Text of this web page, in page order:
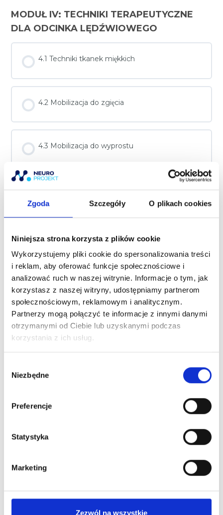
Zgoda Szczegóły O plikach cookies
Niniejsza strona korzysta z plików cookie
Wykorzystujemy pliki cookie do spersonalizowania treści
i reklam, aby oferować funkcje społecznościowe i
analizować ruch w naszej witrynie. Informacje o tym, jak
korzystasz z naszej witryny, udostępniamy partnerom
społecznościowym, reklamowym i analitycznym.
Partnerzy mogą połączyć te informacje z innymi danymi
otrzymanymi od Ciebie lub uzyskanymi podczas
korzystania z ich usług.
Niezbędne
Preferencje
Statystyka
Marketing
Zezwól na wszystkie
MODUŁ IV: TECHNIKI TERAPEUTYCZNE
DLA ODCINKA LĘDŹWIOWEGO
4.1 Techniki tkanek miękkich
4.2 Mobilizacja do zgięcia
4.3 Mobilizacja do wyprostu
4.4 Mobilizacja do skłonu bocznego
4.6 Techniki energii mięśniowej do zgięcia
4.7 Technika pracy z mięśniem biodrowo-
lędźwiowym
4.8 Technika pracy z mięśniem pośladkowym
4.10 Technika oscylacji
4.11 Rozluźnianie prostownika kręgosłupa